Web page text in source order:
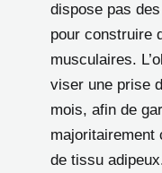
dispose pas
pour construire
musculaires.
viser une prise
mois, afin de
majoritairement
de tissu